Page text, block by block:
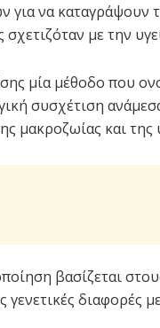
για να καταγράψουν
με την
μία μέθοδο που
συσχέτιση
μακροζωίας και της
βασίζεται
γενετικές